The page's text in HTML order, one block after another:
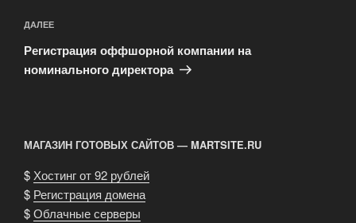
Следующая
запись
ДАЛЕЕ
Регистрация оффшорной компании на
номинального директора
МАГАЗИН ГОТОВЫХ САЙТОВ — MARTSITE.RU
$Хостинг от 92 рублей
$ Регистрация домена
$Облачные серверы